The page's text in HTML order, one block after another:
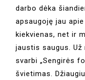
darbo dėka
apsaugoję jau
kiekvienas, net ir
jaustis saugus. Už
svarbi „Sengirės
švietimas.